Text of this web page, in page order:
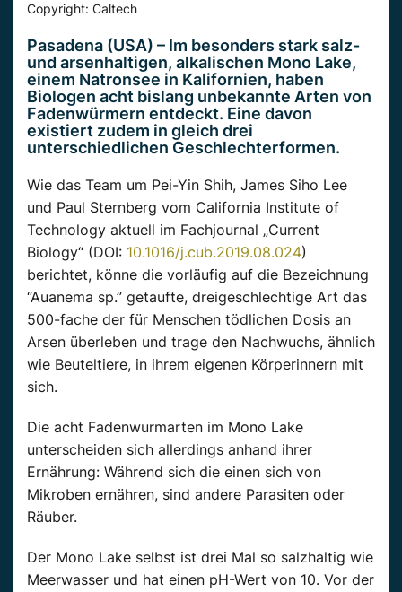
Copyright: Caltech
Pasadena (USA) – Im besonders stark salz-
und arsenhaltigen, alkalischen Mono Lake,
einem Natronsee in Kalifornien, haben
Biologen acht bislang unbekannte Arten von
Fadenwürmern entdeckt. Eine davon
existiert zudem in gleich drei
unterschiedlichen Geschlechterformen.
Wie das Team um Pei-Yin Shih, James Siho Lee
und Paul Sternberg vom California Institute of
Technology aktuell im Fachjournal „Current
Biology“ (DOI: 10.1016/j.cub.2019.08.024)
berichtet, könne die vorläufig auf die Bezeichnung
“Auanema sp.” getaufte, dreigeschlechtige Art das
500-fache der für Menschen tödlichen Dosis an
Arsen überleben und trage den Nachwuchs, ähnlich
wie Beuteltiere, in ihrem eigenen Körperinnern mit
sich.
Die acht Fadenwurmarten im Mono Lake
unterscheiden sich allerdings anhand ihrer
Ernährung: Während sich die einen sich von
Mikroben ernähren, sind andere Parasiten oder
Räuber.
Der Mono Lake selbst ist drei Mal so salzhaltig wie
Meerwasser und hat einen pH-Wert von 10. Vor der